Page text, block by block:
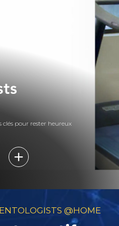
clés pour rester heureux
@HOME